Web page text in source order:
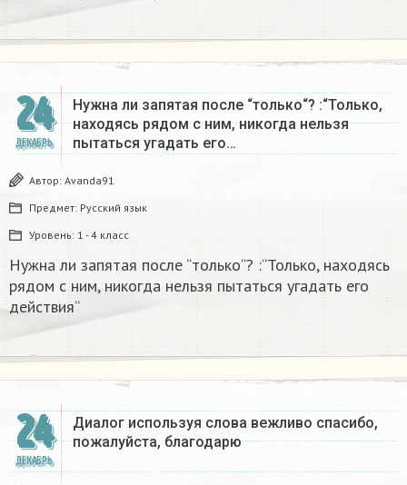
24
ДЕКАБРЬ
Нужна ли запятая после “только“? :“Только,
находясь рядом с ним, никогда нельзя
пытаться угадать его…
Автор: Avanda91
Предмет: Русский язык
Уровень: 1 - 4 класс
Нужна ли запятая после “только“? :“Только, находясь
рядом с ним, никогда нельзя пытаться угадать его
действия“
24
ДЕКАБРЬ
Диалог используя слова вежливо спасибо,
пожалуйста, благодарю